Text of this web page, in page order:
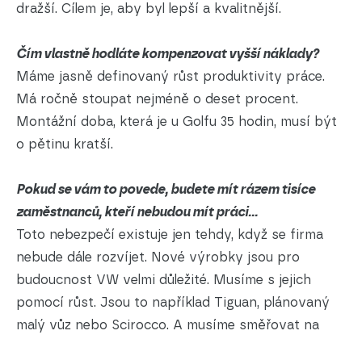
dražší. Cílem je, aby byl lepší a kvalitnější.
Čím vlastně hodláte kompenzovat vyšší náklady?
Máme jasně definovaný růst produktivity práce.
Má ročně stoupat nejméně o deset procent.
Montážní doba, která je u Golfu 35 hodin, musí být
o pětinu kratší.
Pokud se vám to povede, budete mít rázem tisíce
zaměstnanců, kteří nebudou mít práci...
Toto nebezpečí existuje jen tehdy, když se firma
nebude dále rozvíjet. Nové výrobky jsou pro
budoucnost VW velmi důležité. Musíme s jejich
pomocí růst. Jsou to například Tiguan, plánovaný
malý vůz nebo Scirocco. A musíme směřovat na